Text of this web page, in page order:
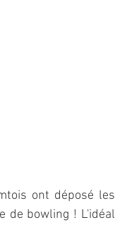
ont déposé les
de bowling ! L'idéal